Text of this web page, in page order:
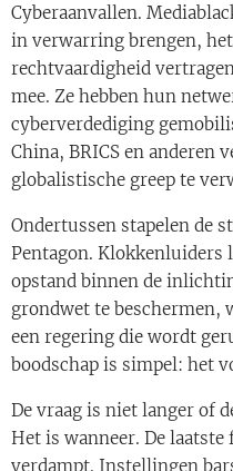
Cyberaanvallen.
in verwarring brengen,
rechtvaardigheid
mee. Ze hebben hun
cyberverdediging
China, BRICS en anderen
globalistische greep te
Ondertussen stapelen de
Pentagon. Klokkenluiders
opstand binnen de
grondwet te beschermen,
een regering die wordt
boodschap is simpel: het
De vraag is niet langer of
Het is wanneer. De
verdampt. Instellingen